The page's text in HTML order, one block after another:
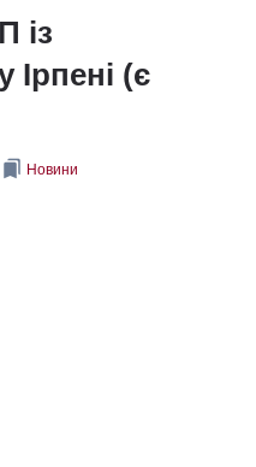
із
(є
bookmarks Новини